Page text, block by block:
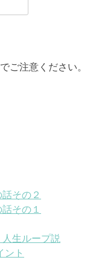
ご注意ください。
その２
その１
生ループ説
ント